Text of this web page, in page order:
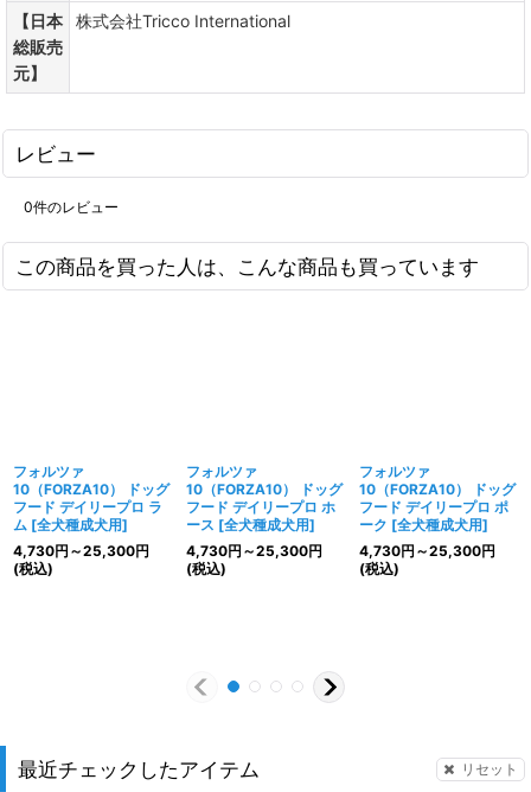
【日本
総販売
元】
株式会社Tricco International
レビュー
0件のレビュー
この商品を買った人は、こんな商品も買っています
フォルツァ
10（FORZA10） ドッグ
フード デイリープロ ラ
ム [全犬種成犬用]
4,730円 ～25,300円
(税込)
フォルツァ
10（FORZA10） ドッグ
フード デイリープロ ホ
ース [全犬種成犬用]
4,730円 ～25,300円
(税込)
フォルツァ
10（FORZA10） ドッグ
フード デイリープロ ポ
ーク [全犬種成犬用]
4,730円 ～25,300円
(税込)
最近チェックしたアイテム リセット